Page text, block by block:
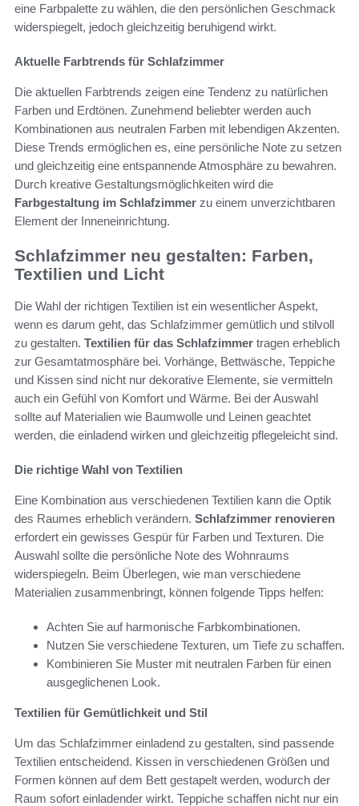
eine Farbpalette zu wählen, die den persönlichen Geschmack
widerspiegelt, jedoch gleichzeitig beruhigend wirkt.
Aktuelle Farbtrends für Schlafzimmer
Die aktuellen Farbtrends zeigen eine Tendenz zu natürlichen
Farben und Erdtönen. Zunehmend beliebter werden auch
Kombinationen aus neutralen Farben mit lebendigen Akzenten.
Diese Trends ermöglichen es, eine persönliche Note zu setzen
und gleichzeitig eine entspannende Atmosphäre zu bewahren.
Durch kreative Gestaltungsmöglichkeiten wird die
Farbgestaltung im Schlafzimmer zu einem unverzichtbaren
Element der Inneneinrichtung.
Schlafzimmer neu gestalten: Farben,
Textilien und Licht
Die Wahl der richtigen Textilien ist ein wesentlicher Aspekt,
wenn es darum geht, das Schlafzimmer gemütlich und stilvoll
zu gestalten. Textilien für das Schlafzimmer tragen erheblich
zur Gesamtatmosphäre bei. Vorhänge, Bettwäsche, Teppiche
und Kissen sind nicht nur dekorative Elemente, sie vermitteln
auch ein Gefühl von Komfort und Wärme. Bei der Auswahl
sollte auf Materialien wie Baumwolle und Leinen geachtet
werden, die einladend wirken und gleichzeitig pflegeleicht sind.
Die richtige Wahl von Textilien
Eine Kombination aus verschiedenen Textilien kann die Optik
des Raumes erheblich verändern. Schlafzimmer renovieren
erfordert ein gewisses Gespür für Farben und Texturen. Die
Auswahl sollte die persönliche Note des Wohnraums
widerspiegeln. Beim Überlegen, wie man verschiedene
Materialien zusammenbringt, können folgende Tipps helfen:
Achten Sie auf harmonische Farbkombinationen.
Nutzen Sie verschiedene Texturen, um Tiefe zu schaffen.
Kombinieren Sie Muster mit neutralen Farben für einen
ausgeglichenen Look.
Textilien für Gemütlichkeit und Stil
Um das Schlafzimmer einladend zu gestalten, sind passende
Textilien entscheidend. Kissen in verschiedenen Größen und
Formen können auf dem Bett gestapelt werden, wodurch der
Raum sofort einladender wirkt. Teppiche schaffen nicht nur ein